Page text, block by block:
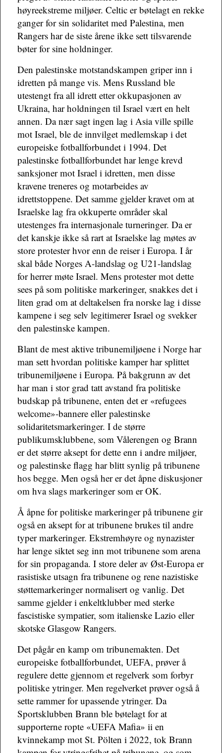
høyreekstreme miljøer. Celtic er bøtelagt en rekke
ganger for sin solidaritet med Palestina, men
Rangers har de siste årene ikke sett tilsvarende
bøter for sine holdninger.
Den palestinske motstandskampen griper inn i
idretten på mange vis. Mens Russland ble
utestengt fra all idrett etter okkupasjonen av
Ukraina, har holdningen til Israel vært en helt
annen. Da nær sagt ingen lag i Asia ville spille
mot Israel, ble de innvilget medlemskap i det
europeiske fotballforbundet i 1994. Det
palestinske fotballforbundet har lenge krevd
sanksjoner mot Israel i idretten, men disse
kravene treneres og motarbeides av
idrettstoppene. Det samme gjelder kravet om at
Israelske lag fra okkuperte områder skal
utestenges fra internasjonale turneringer. Da er
det kanskje ikke så rart at Israelske lag møtes av
store protester hvor enn de reiser i Europa. I år
skal både Norges A-landslag og U21-landslag
for herrer møte Israel. Mens protester mot dette
sees på som politiske markeringer, snakkes det i
liten grad om at deltakelsen fra norske lag i disse
kampene i seg selv legitimerer Israel og svekker
den palestinske kampen.
Blant de mest aktive tribunemiljøene i Norge har
man sett hvordan politiske kamper har splittet
tribunemiljøene i Europa. På bakgrunn av det
har man i stor grad tatt avstand fra politiske
budskap på tribunene, enten det er «refugees
welcome»-bannere eller palestinske
solidaritetsmarkeringer. I de større
publikumsklubbene, som Vålerengen og Brann
er det større aksept for dette enn i andre miljøer,
og palestinske flagg har blitt synlig på tribunene
hos begge. Men også her er det åpne diskusjoner
om hva slags markeringer som er OK.
Å åpne for politiske markeringer på tribunene gir
også en aksept for at tribunene brukes til andre
typer markeringer. Ekstremhøyre og nynazister
har lenge siktet seg inn mot tribunene som arena
for sin propaganda. I store deler av Øst-Europa er
rasistiske utsagn fra tribunene og rene nazistiske
støttemarkeringer normalisert og vanlig. Det
samme gjelder i enkeltklubber med sterke
fascistiske sympatier, som italienske Lazio eller
skotske Glasgow Rangers.
Det pågår en kamp om tribunemakten. Det
europeiske fotballforbundet, UEFA, prøver å
regulere dette gjennom et regelverk som forbyr
politiske ytringer. Men regelverket prøver også å
sette rammer for upassende ytringer. Da
Sportsklubben Brann ble bøtelagt for at
supporterne ropte «UEFA Mafia» ii en
kvinnekamp mot St. Pölten i 2022, tok Brann